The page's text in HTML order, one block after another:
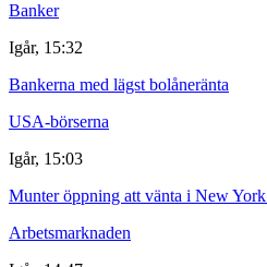
Banker
Igår, 15:32
Bankerna med lägst bolåneränta
USA-börserna
Igår, 15:03
Munter öppning att vänta i New
Arbetsmarknaden